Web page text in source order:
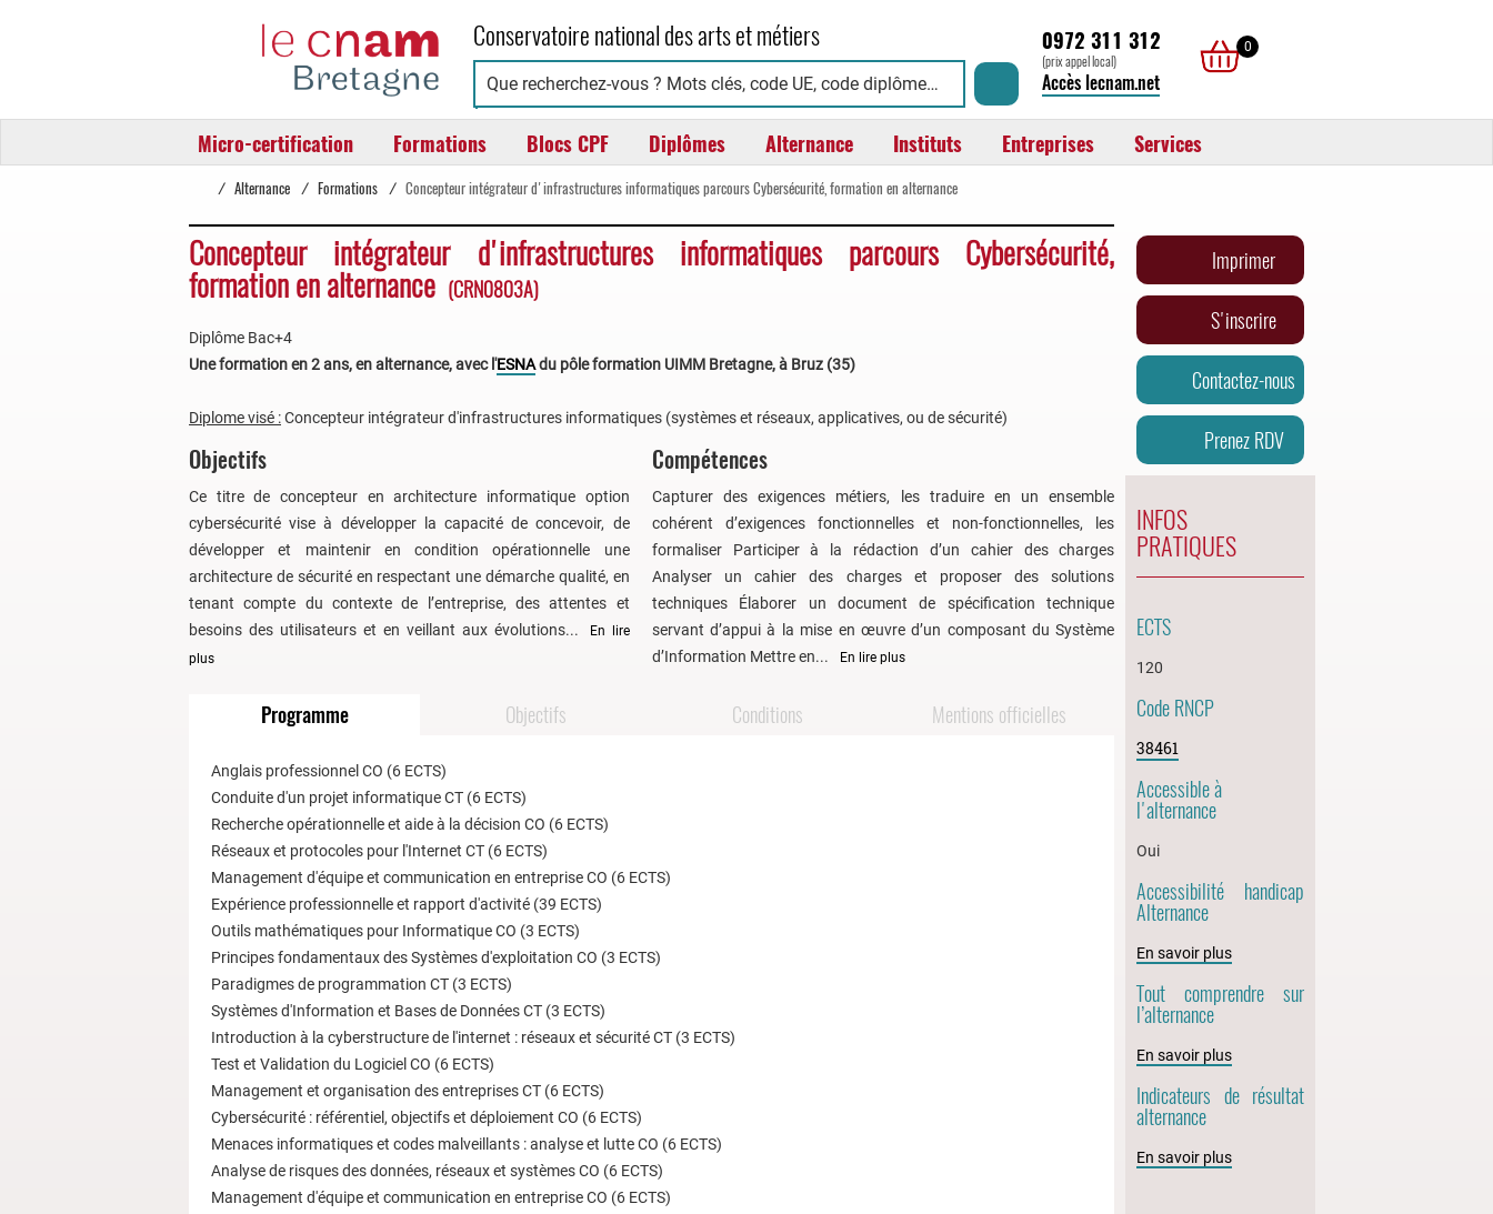
Conservatoire national des arts et métiers 0972 311 312
(prix appel local)
Accès lecnam.net
0
Micro-certification Formations Blocs CPF Diplômes Alternance Instituts Entreprises Services
/ Alternance / Formations / Concepteur intégrateur d'infrastructures informatiques parcours Cybersécurité, formation en alternance
Concepteur intégrateur d'infrastructures informatiques parcours Cybersécurité,
formation en alternance (CRN0803A)
Diplôme Bac+4
Une formation en 2 ans, en alternance, avec l'ESNAdu pôle formation UIMM Bretagne, à Bruz (35)
Diplome visé :Concepteur intégrateur d'infrastructures informatiques (systèmes et réseaux, applicatives, ou de sécurité)
Objectifs
Ce titre de concepteur en architecture informatique option
cybersécurité vise à développer la capacité de concevoir, de
développer et maintenir en condition opérationnelle une
architecture de sécurité en respectant une démarche qualité, en
tenant compte du contexte de l’entreprise, des attentes et
besoins des utilisateurs et en veillant aux évolutions...
En lire
plus
Compétences
Capturer des exigences métiers, les traduire en un ensemble
cohérent d’exigences fonctionnelles et non-fonctionnelles, les
formaliser Participer à la rédaction d’un cahier des charges
Analyser un cahier des charges et proposer des solutions
techniques Élaborer un document de spécification technique
servant d’appui à la mise en œuvre d’un composant du Système
d’Information Mettre en...
En lire plus
Programme Objectifs Conditions Mentions officielles
Anglais professionnel CO (6 ECTS)
Conduite d'un projet informatique CT (6 ECTS)
Recherche opérationnelle et aide à la décision CO (6 ECTS)
Réseaux et protocoles pour l'Internet CT (6 ECTS)
Management d'équipe et communication en entreprise CO (6 ECTS)
Expérience professionnelle et rapport d'activité (39 ECTS)
Outils mathématiques pour Informatique CO (3 ECTS)
Principes fondamentaux des Systèmes d'exploitation CO (3 ECTS)
Paradigmes de programmation CT (3 ECTS)
Systèmes d'Information et Bases de Données CT (3 ECTS)
Introduction à la cyberstructure de l'internet : réseaux et sécurité CT (3 ECTS)
Test et Validation du Logiciel CO (6 ECTS)
Management et organisation des entreprises CT (6 ECTS)
Cybersécurité : référentiel, objectifs et déploiement CO (6 ECTS)
Menaces informatiques et codes malveillants : analyse et lutte CO (6 ECTS)
Analyse de risques des données, réseaux et systèmes CO (6 ECTS)
Management d'équipe et communication en entreprise CO (6 ECTS)
Imprimer
S'inscrire
Contactez-nous
Prenez RDV
INFOS
PRATIQUES
ECTS
120
Code RNCP
38461
Accessible à
l'alternance
Oui
Accessibilité handicap
Alternance
En savoir plus
Tout comprendre sur
l’alternance
En savoir plus
Indicateurs de résultat
alternance
En savoir plus